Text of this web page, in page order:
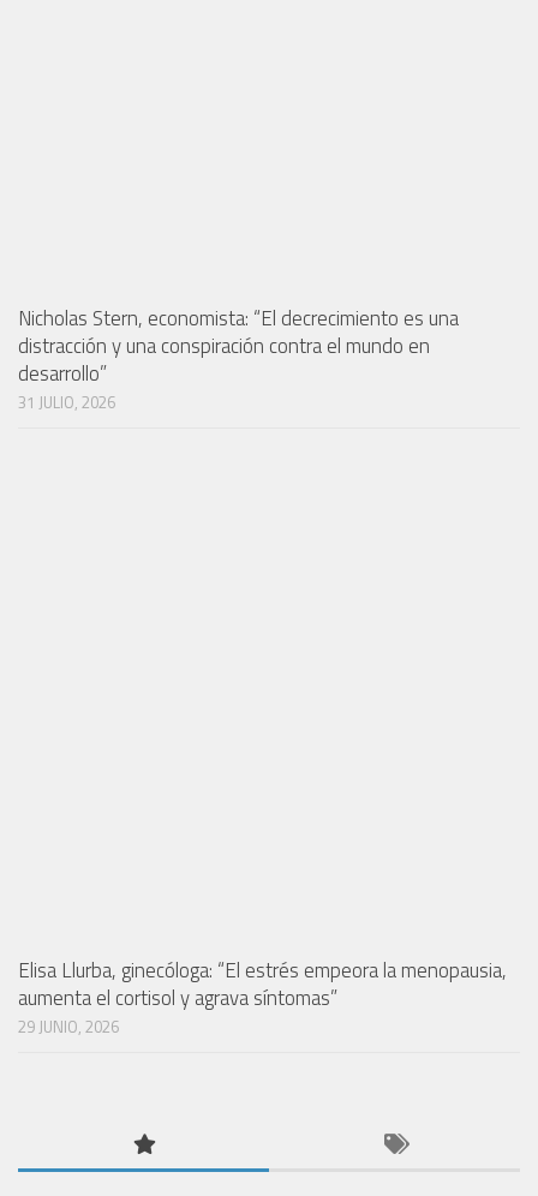
Nicholas Stern, economista: “El decrecimiento es una
distracción y una conspiración contra el mundo en
desarrollo”
31 JULIO, 2026
Elisa Llurba, ginecóloga: “El estrés empeora la menopausia,
aumenta el cortisol y agrava síntomas”
29 JUNIO, 2026